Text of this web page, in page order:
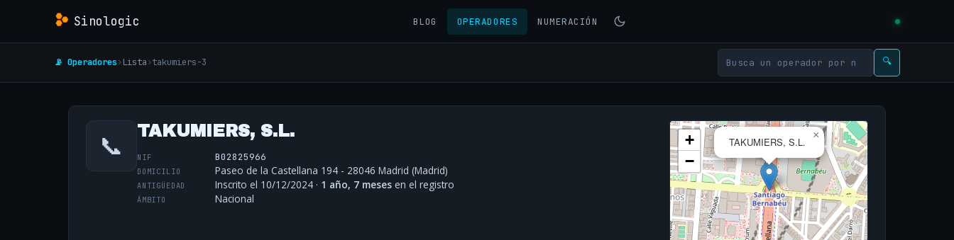
Sinologic BLOG OPERADORES NUMERACIÓN
📡 Operadores› Lista›takumiers-3 🔍
📞 TAKUMIERS, S.L.
NIF B02825966
DOMICILIO Paseo de la Castellana 194 - 28046 Madrid (Madrid)
ANTIGÜEDAD Inscrito el 10/12/2024 · 1 año, 7 meses en el registro
ÁMBITO Nacional
TAKUMIERS, S.L.
×
+
−